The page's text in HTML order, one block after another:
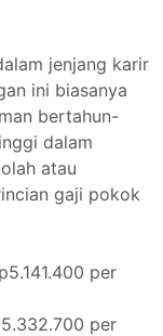
jenjang karir
ini biasanya
bertahun-
dalam
atau
gaji pokok
per
per